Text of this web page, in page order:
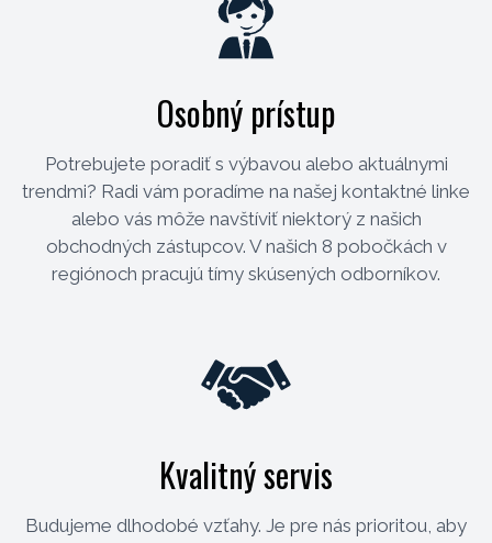
Osobný prístup
Potrebujete poradiť s výbavou alebo aktuálnymi
trendmi? Radi vám poradíme na našej kontaktné linke
alebo vás môže navštíviť niektorý z našich
obchodných zástupcov. V našich 8 pobočkách v
regiónoch pracujú tímy skúsených odborníkov.
Kvalitný servis
Budujeme dlhodobé vzťahy. Je pre nás prioritou, aby